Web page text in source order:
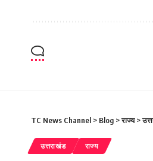
TC News Channel > Blog >राज्य>
उत्तराखंड राज्य